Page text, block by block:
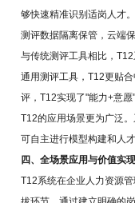
够快速精准识别适岗人才
测评数据隔离保管，云端
与传统测评工具相比，
通用测评工具，T12更贴
评，T12实现了"能力+意
T12的应用场景更为广泛
可自主进行模型构建和人
四、全场景应用与价值实
T12系统在企业人力资源